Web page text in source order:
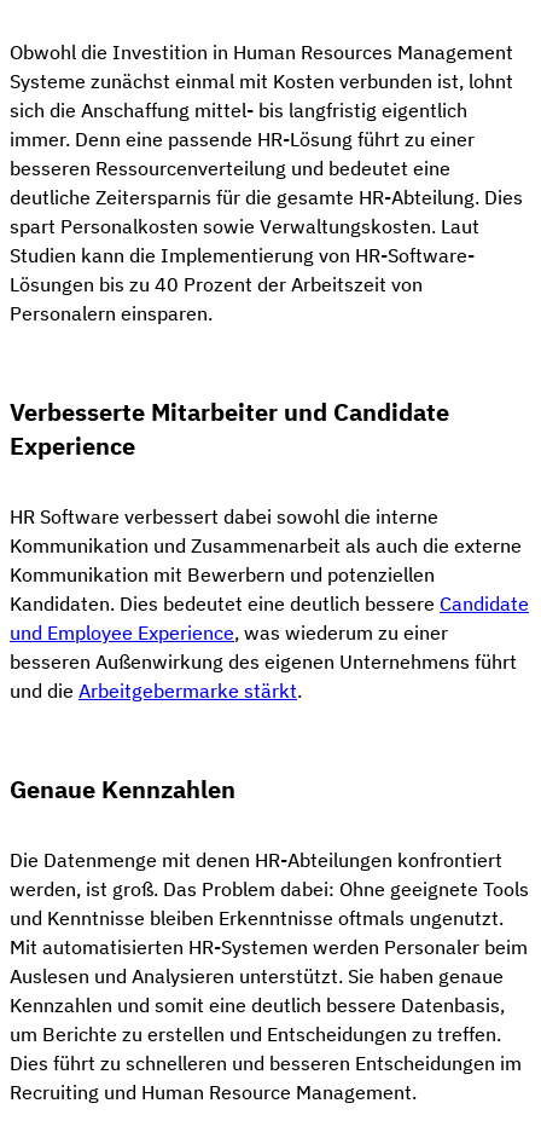
Obwohl die Investition in Human Resources Management
Systeme zunächst einmal mit Kosten verbunden ist, lohnt
sich die Anschaffung mittel- bis langfristig eigentlich
immer. Denn eine passende HR-Lösung führt zu einer
besseren Ressourcenverteilung und bedeutet eine
deutliche Zeitersparnis für die gesamte HR-Abteilung. Dies
spart Personalkosten sowie Verwaltungskosten. Laut
Studien kann die Implementierung von HR-Software-
Lösungen bis zu 40 Prozent der Arbeitszeit von
Personalern einsparen.
Verbesserte Mitarbeiter und Candidate
Experience
HR Software verbessert dabei sowohl die interne
Kommunikation und Zusammenarbeit als auch die externe
Kommunikation mit Bewerbern und potenziellen
Kandidaten. Dies bedeutet eine deutlich bessere Candidate
und Employee Experience, was wiederum zu einer
besseren Außenwirkung des eigenen Unternehmens führt
und die Arbeitgebermarke stärkt.
Genaue Kennzahlen
Die Datenmenge mit denen HR-Abteilungen konfrontiert
werden, ist groß. Das Problem dabei: Ohne geeignete Tools
und Kenntnisse bleiben Erkenntnisse oftmals ungenutzt.
Mit automatisierten HR-Systemen werden Personaler beim
Auslesen und Analysieren unterstützt. Sie haben genaue
Kennzahlen und somit eine deutlich bessere Datenbasis,
um Berichte zu erstellen und Entscheidungen zu treffen.
Dies führt zu schnelleren und besseren Entscheidungen im
Recruiting und Human Resource Management.